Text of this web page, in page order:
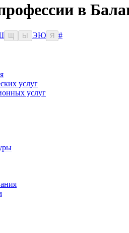
в
Ы ЭЮ Я
#
услуг
услуг